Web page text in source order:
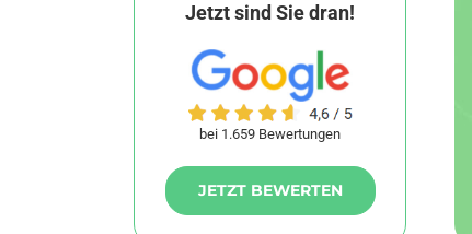
Jetzt sind Sie dran!
bei 1.659 Bewertungen
JETZT BEWERTEN